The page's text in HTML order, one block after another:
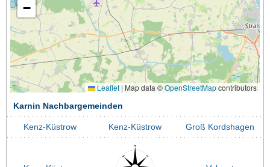
−
Leaflet | Map data ©OpenStreetMapcontributors
Karnin Nachbargemeinden
Kenz-Küstrow Kenz-Küstrow Groß Kordshagen